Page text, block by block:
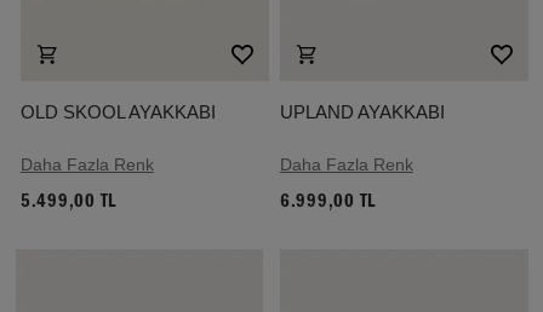
OLD SKOOL AYAKKABI
Daha Fazla Renk
5.499,00 TL
UPLAND AYAKKABI
Daha Fazla Renk
6.999,00 TL